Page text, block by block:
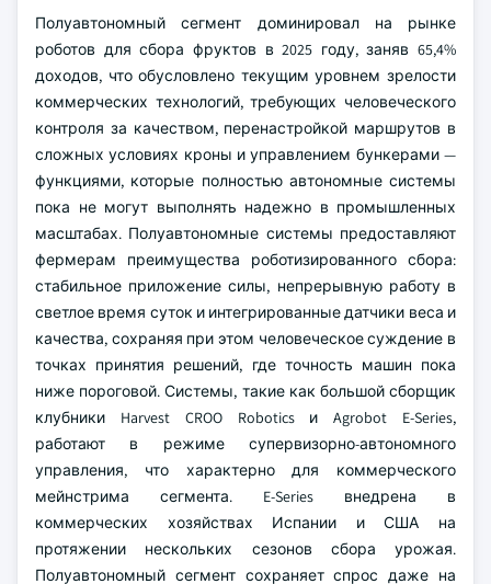
Полуавтономный сегмент доминировал на рынке
роботов для сбора фруктов в 2025 году, заняв 65,4%
доходов, что обусловлено текущим уровнем зрелости
коммерческих технологий, требующих человеческого
контроля за качеством, перенастройкой маршрутов в
сложных условиях кроны и управлением бункерами —
функциями, которые полностью автономные системы
пока не могут выполнять надежно в промышленных
масштабах. Полуавтономные системы предоставляют
фермерам преимущества роботизированного сбора:
стабильное приложение силы, непрерывную работу в
светлое время суток и интегрированные датчики веса и
качества, сохраняя при этом человеческое суждение в
точках принятия решений, где точность машин пока
ниже пороговой. Системы, такие как большой сборщик
клубники Harvest CROO Robotics и Agrobot E-Series,
работают в режиме супервизорно-автономного
управления, что характерно для коммерческого
мейнстрима сегмента. E-Series внедрена в
коммерческих хозяйствах Испании и США на
протяжении нескольких сезонов сбора урожая.
Полуавтономный сегмент сохраняет спрос даже на